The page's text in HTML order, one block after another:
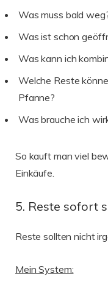
Was muss bald
Was ist schon
Was kann ich
Welche Reste
Pfanne?
Was brauche ich
So kauft man viel
Einkäufe.
5. Reste sofort
Reste sollten nicht
Mein System: